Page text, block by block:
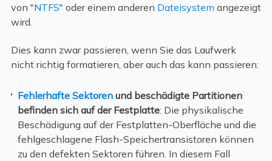
von "NTFS" oder einem anderen Dateisystem angezeigt
wird.
Dies kann zwar passieren, wenn Sie das Laufwerk
nicht richtig formatieren, aber auch das kann passieren:
Fehlerhafte Sektoren und beschädigte Partitionen
befinden sich auf der Festplatte: Die physikalische
Beschädigung auf der Festplatten-Oberfläche und die
fehlgeschlagene Flash-Speichertransistoren können
zu den defekten Sektoren führen. In diesem Fall